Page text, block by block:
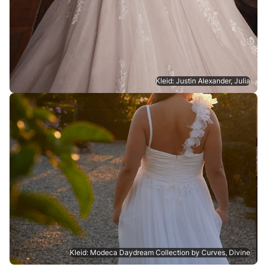
Kleid: Justin Alexander, Julia
Kleid: Modeca Daydream Collection by Curves, Divine